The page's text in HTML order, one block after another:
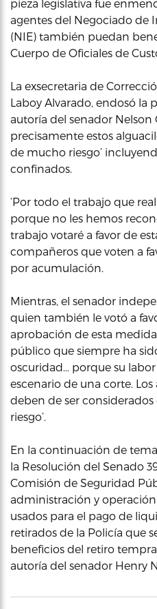
pieza legislativa fue
agentes del Negociado de
(NIE) también puedan
Cuerpo de Oficiales de
La exsecretaria de
Laboy Alvarado, endosó la
autoría del senador Nelson
precisamente estos
de mucho riesgo’
confinados.
‘Por todo el trabajo que
porque no les hemos
trabajo votaré a favor de
compañeros que voten a
por acumulación.
Mientras, el senador
quien también le votó a
aprobación de esta
público que siempre ha
oscuridad… porque su
escenario de una corte.
deben de ser
riesgo’.
En la continuación de
la Resolución del Senado
Comisión de Seguridad
administración y
usados para el pago de
retirados de la Policía que
beneficios del retiro
autoría del senador Henry